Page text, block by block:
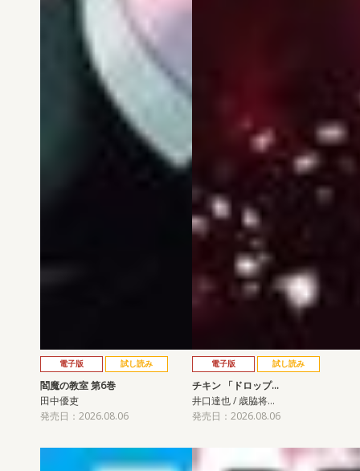
電子版 試し読み
閻魔の教室 第6巻
田中優吏
発売日：2026.08.06
電子版 試し読み
チキン 「ドロップ…
井口達也 / 歳脇将…
発売日：2026.08.06